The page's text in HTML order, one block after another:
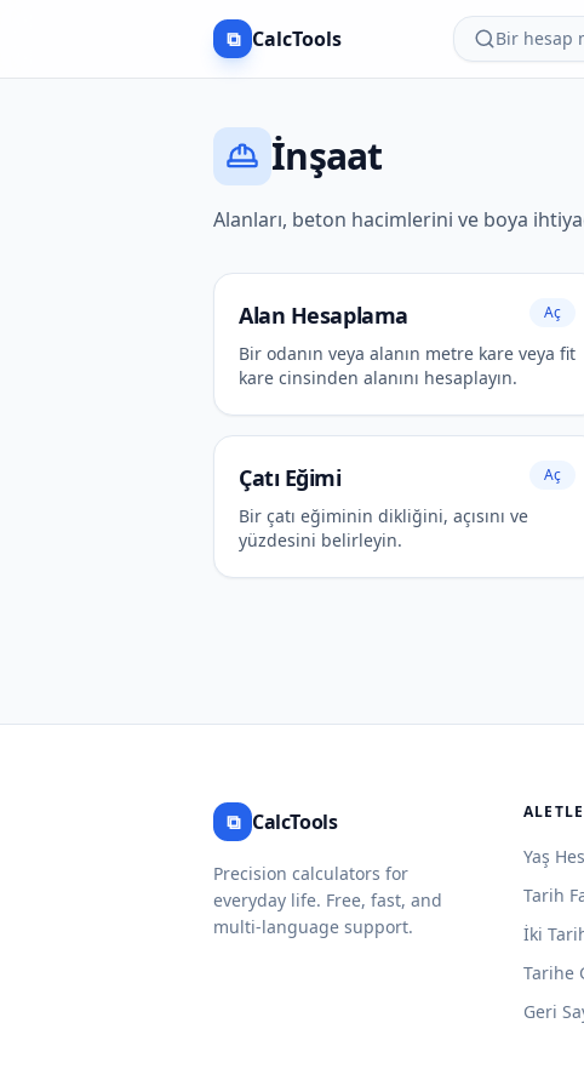
⧉ CalcTools Bir hesap
İnşaat
Alanları, beton hacimlerini ve boya
Alan Hesaplama Aç
Bir odanın veya alanın metre kare veya fit
kare cinsinden alanını hesaplayın.
Çatı Eğimi Aç
Bir çatı eğiminin dikliğini, açısını ve
yüzdesini belirleyin.
⧉ CalcTools
Precision calculators for
everyday life. Free, fast, and
multi-language support.
Yaş
Tarih
İki
Tarihe
Geri